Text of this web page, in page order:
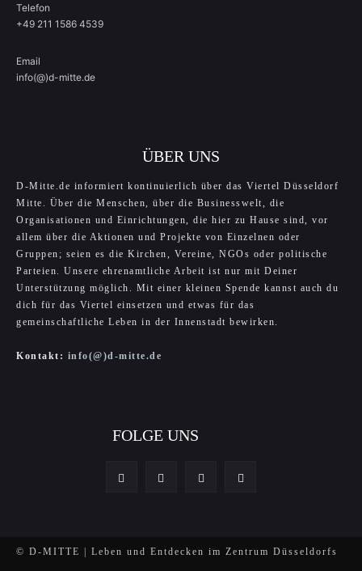
Telefon
+49 211 1586 4539
Email
info(@)d-mitte.de
ÜBER UNS
D-Mitte.de informiert kontinuierlich über das Viertel Düsseldorf
Mitte. Über die Menschen, über die Businesswelt, die
Organisationen und Einrichtungen, die hier zu Hause sind, vor
allem über die Aktionen und Projekte von Einzelnen oder
Gruppen; seien es die Kirchen, Vereine, NGOs oder politische
Parteien. Unsere ehrenamtliche Arbeit ist nur mit Deiner
Unterstützung möglich. Mit einer kleinen Spende kannst auch du
dich für das Viertel einsetzen und etwas für das
gemeinschaftliche Leben in der Innenstadt bewirken.
Kontakt: info(@)d-mitte.de
FOLGE UNS
© D-MITTE | Leben und Entdecken im Zentrum Düsseldorfs